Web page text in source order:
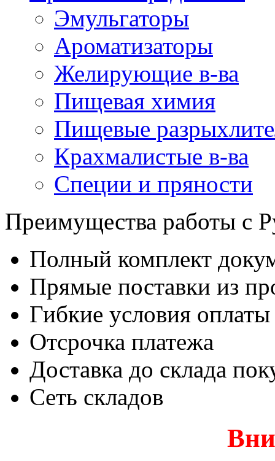
Эмульгаторы
Ароматизаторы
Желирующие в-ва
Пищевая химия
Пищевые
Крахмалистые в-ва
Специи и пряности
Преимущества работы с
Полный комплект
Прямые поставки из
Гибкие условия оплаты
Отсрочка платежа
Доставка до склада
Сеть складов